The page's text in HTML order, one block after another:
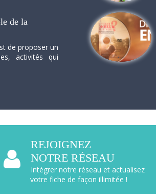
de la
de proposer un
activités qui
REJOIGNEZ
NOTRE RÉSEAU
Intégrer notre réseau et actualisez
votre fiche de façon illimitée !